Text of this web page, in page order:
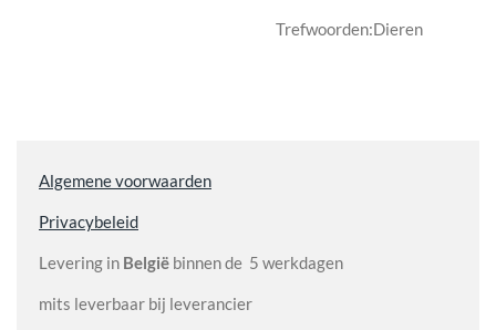
Trefwoorden:Dieren
Algemene voorwaarden
Privacybeleid
Levering in België binnen de 5 werkdagen
mits leverbaar bij leverancier